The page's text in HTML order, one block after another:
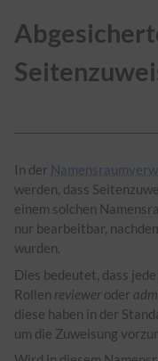
In der
werden, dass
einem solchen
nur bearbeitbar,
wurden.
Dies bedeutet, dass
Rollen reviewer oder
diese haben in der
um die Zuweisung